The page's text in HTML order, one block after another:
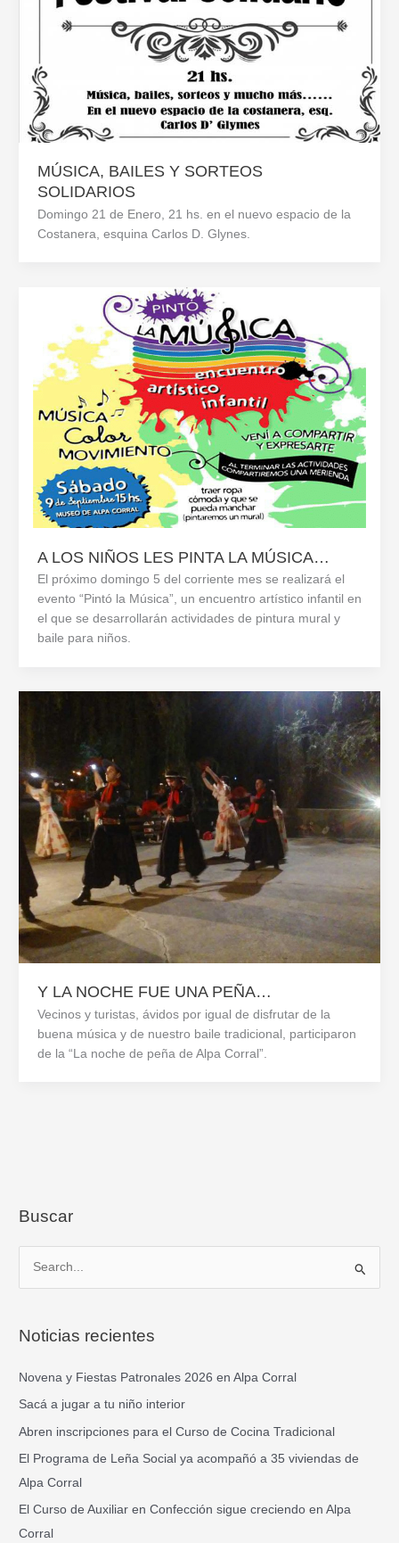
MÚSICA, BAILES Y SORTEOS
SOLIDARIOS
Domingo 21 de Enero, 21 hs. en el nuevo espacio de la
Costanera, esquina Carlos D. Glynes.
A LOS NIÑOS LES PINTA LA MÚSICA…
El próximo domingo 5 del corriente mes se realizará el
evento “Pintó la Música”, un encuentro artístico infantil en
el que se desarrollarán actividades de pintura mural y
baile para niños.
Y LA NOCHE FUE UNA PEÑA…
Vecinos y turistas, ávidos por igual de disfrutar de la
buena música y de nuestro baile tradicional, participaron
de la “La noche de peña de Alpa Corral”.
Buscar
c
o
r
:
Noticias recientes
Novena y Fiestas Patronales 2026 en Alpa Corral
Sacá a jugar a tu niño interior
Abren inscripciones para el Curso de Cocina Tradicional
El Programa de Leña Social ya acompañó a 35 viviendas de
Alpa Corral
El Curso de Auxiliar en Confección sigue creciendo en Alpa
Corral